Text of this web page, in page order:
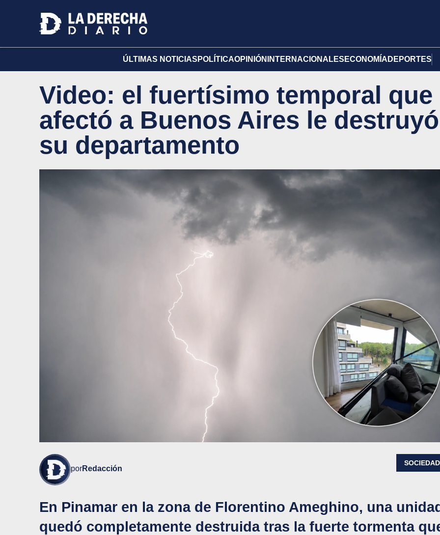
ÚLTIMAS NOTICIAS POLÍTICAOPINIÓN INTERNACIONALES ECONOMÍA DEPORTES
Video: el fuertísimo temporal que
afectó a Buenos Aires le destruyó
su departamento
porRedacción
SOCIEDAD
En Pinamar en la zona de Florentino Ameghino, una
quedó completamente destruida tras la fuerte tormenta